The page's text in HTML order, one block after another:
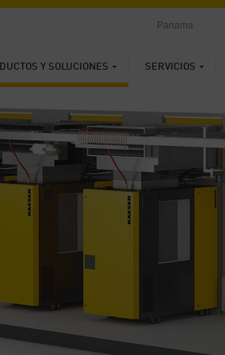
Y SOLUCIONES SERVICIOS
Panama